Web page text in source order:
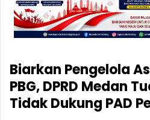
Biarkan Pengelola
PBG, DPRD Medan
Tidak Dukung PAD